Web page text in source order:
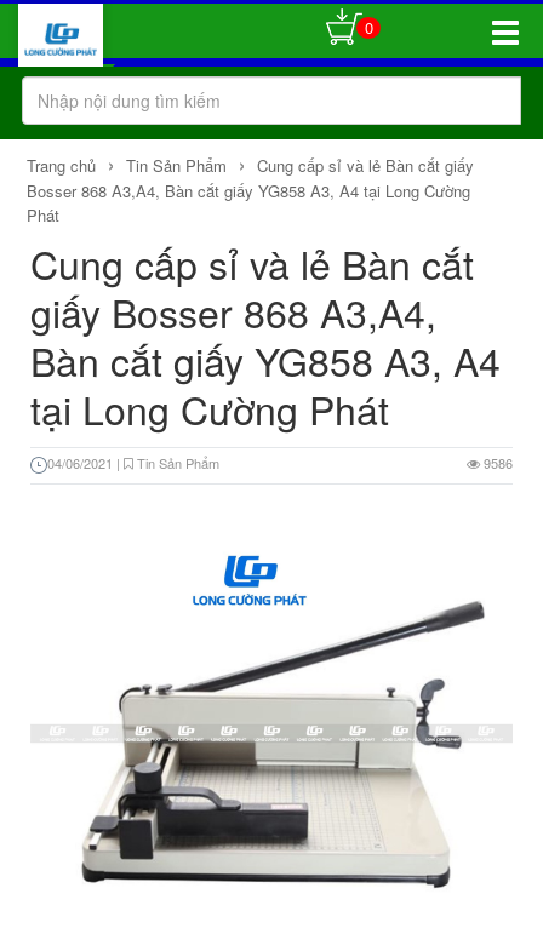
Toggle
0
Trang chủ › Tin Sản Phẩm › Cung cấp sỉ và lẻ Bàn cắt giấy
Bosser 868 A3,A4, Bàn cắt giấy YG858 A3, A4 tại Long Cường
Phát
Cung cấp sỉ và lẻ Bàn cắt
giấy Bosser 868 A3,A4,
Bàn cắt giấy YG858 A3, A4
tại Long Cường Phát
04/06/2021 | Tin Sản Phẩm 9586